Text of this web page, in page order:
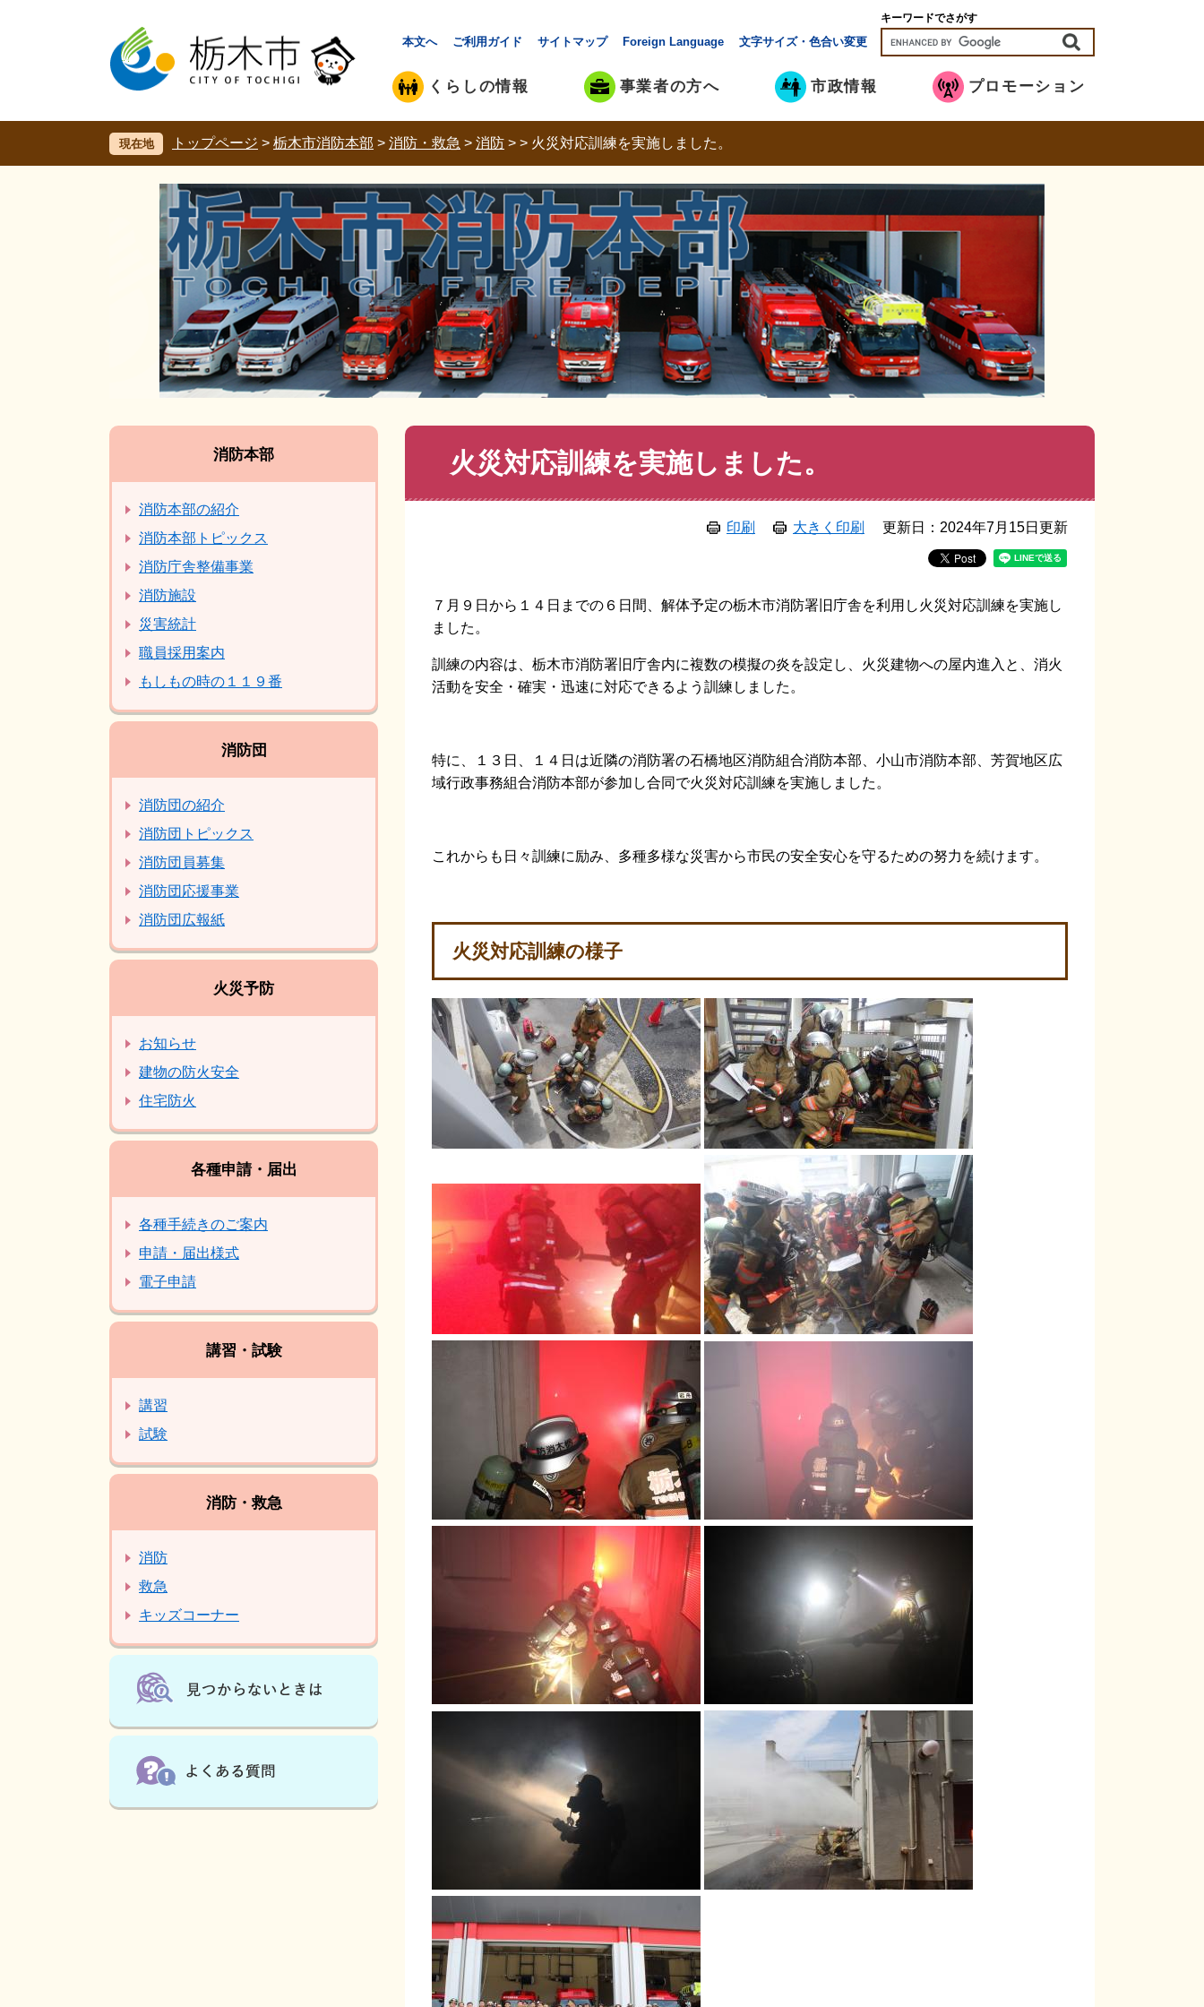
で
ば
本文へ ご利用ガイド サイトマップ Foreign Language 文字サイズ・色合い変更
キーワードでさがす
くらしの情報 事業者の方へ 市政情報 プロモーション
現在地 トップページ > 栃木市消防本部 > 消防・救急 > 消防 > > 火災対応訓練を実施しました。
火災対応訓練を実施しました。
印刷 大きく印刷 更新日：2024年7月15日更新
７月９日から１４日までの６日間、解体予定の栃木市消防署旧庁舎を利用し火災対応訓練を実施し
ました。
訓練の内容は、栃木市消防署旧庁舎内に複数の模擬の炎を設定し、火災建物への屋内進入と、消火
活動を安全・確実・迅速に対応できるよう訓練しました。
特に、１３日、１４日は近隣の消防署の石橋地区消防組合消防本部、小山市消防本部、芳賀地区広
域行政事務組合消防本部が参加し合同で火災対応訓練を実施しました。
これからも日々訓練に励み、多種多様な災害から市民の安全安心を守るための努力を続けます。
火災対応訓練の様子
消防本部
消防本部の紹介
消防本部トピックス
消防庁舎整備事業
消防施設
災害統計
職員採用案内
もしもの時の１１９番
消防団
消防団の紹介
消防団トピックス
消防団員募集
消防団応援事業
消防団広報紙
火災予防
お知らせ
建物の防火安全
住宅防火
各種申請・届出
各種手続きのご案内
申請・届出様式
電子申請
講習・試験
講習
試験
消防・救急
消防
救急
キッズコーナー